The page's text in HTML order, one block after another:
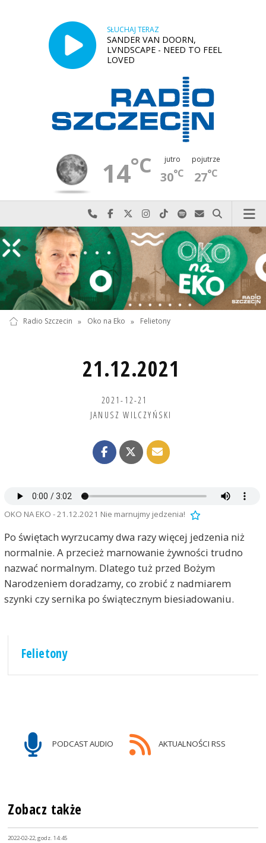
SŁUCHAJ TERAZ
SANDER VAN DOORN,
LVNDSCAPE - NEED TO FEEL
LOVED
14°C jutro
30°C
pojutrze
27°C
Najlepiej po prostu do nas zadzwoń
Odwiedź nas na Facebook-u
Odwiedź nas na X
Odwiedź nas na Instagram-ie
Odwiedź nas na TikTok-u
Szukaj nas na Spotify
Wyślij do nas
Szukaj
Radio Szczecin » Oko na Eko » Felietony
21.12.2021
2021-12-21
JANUSZ WILCZYŃSKI
OKO NA EKO - 21.12.2021 Nie marnujmy jedzenia!
Po świętach wyrzucamy dwa razy więcej jedzenia niż
normalnie. A przecież marnowanie żywności trudno
nazwać normalnym. Dlatego tuż przed Bożym
Narodzeniem doradzamy, co zrobić z nadmiarem
szynki czy sernika po świątecznym biesiadowaniu.
Felietony
PODCAST AUDIO AKTUALNOŚCI RSS
Zobacz także
2022-02-22, godz. 14:45